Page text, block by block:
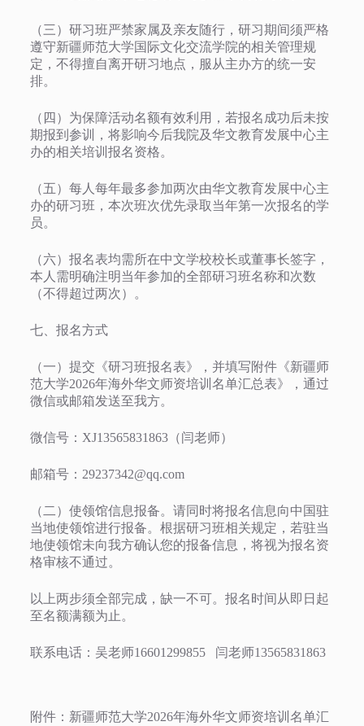
（三）研习班严禁家属及亲友随行，研习期间须严格
遵守新疆师范大学国际文化交流学院的相关管理规
定，不得擅自离开研习地点，服从主办方的统一安
排。
（四）为保障活动名额有效利用，若报名成功后未按
期报到参训，将影响今后我院及华文教育发展中心主
办的相关培训报名资格。
（五）每人每年最多参加两次由华文教育发展中心主
办的研习班，本次班次优先录取当年第一次报名的学
员。
（六）报名表均需所在中文学校校长或董事长签字，
本人需明确注明当年参加的全部研习班名称和次数
（不得超过两次）。
七、报名方式
（一）提交《研习班报名表》，并填写附件《新疆师
范大学2026年海外华文师资培训名单汇总表》，通过
微信或邮箱发送至我方。
微信号：XJ13565831863（闫老师）
邮箱号： 29237342@qq.com
（二）使领馆信息报备。请同时将报名信息向中国驻
当地使领馆进行报备。根据研习班相关规定，若驻当
地使领馆未向我方确认您的报备信息，将视为报名资
格审核不通过。
以上两步须全部完成，缺一不可。报名时间从即日起
至名额满额为止。
联系电话：吴老师16601299855 闫老师13565831863
附件：新疆师范大学2026年海外华文师资培训名单汇